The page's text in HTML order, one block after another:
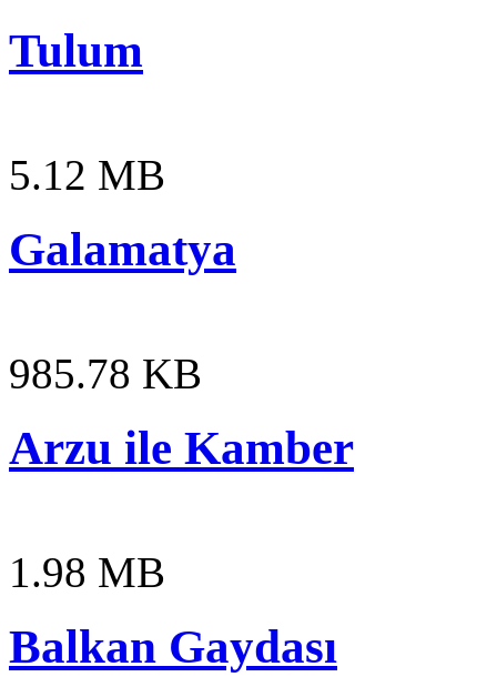
Tulum
5.12 MB
Galamatya
985.78 KB
Arzu ile Kamber
1.98 MB
Balkan Gaydası